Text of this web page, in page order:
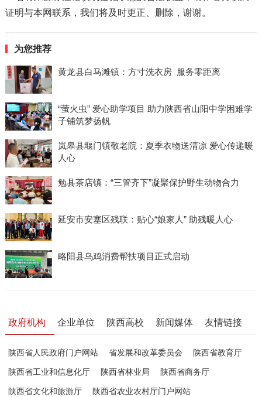
证明与本网联系，我们将及时更正、删除，谢谢。
为您推荐
黄龙县白马滩镇：方寸洗衣房 服务零距离
“萤火虫” 爱心助学项目 助力陕西省山阳中学困难学
子铺筑梦扬帆
岚皋县堰门镇敬老院：夏季衣物送清凉 爱心传递暖
人心
勉县茶店镇：“三管齐下”凝聚保护野生动物合力
延安市安塞区残联：贴心“娘家人” 助残暖人心
略阳县乌鸡消费帮扶项目正式启动
政府机构 企业单位 陕西高校 新闻媒体 友情链接
陕西省人民政府门户网站 省发展和改革委员会 陕西省教育厅
陕西省工业和信息化厅 陕西省林业局 陕西省商务厅
陕西省文化和旅游厅 陕西省农业农村厅门户网站